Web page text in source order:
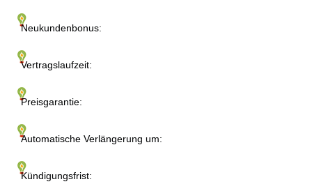
Neukundenbonus:
Vertragslaufzeit:
Preisgarantie:
Automatische Verlängerung um:
Kündigungsfrist: